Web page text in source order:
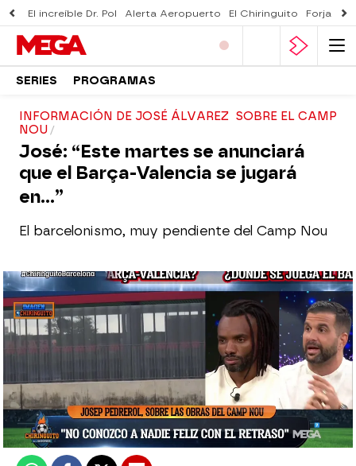
El increíble Dr. Pol Alerta Aeropuerto El Chiringuito Forjado
SERIES PROGRAMAS
INFORMACIÓN DE JOSÉ ÁLVAREZ SOBRE EL CAMP
NOU
José: “Este martes se anunciará
que el Barça-Valencia se jugará
en…”
El barcelonismo, muy pendiente del Camp Nou
El Chiringuito
Publicado:09 de septiembre de 2025, 02:05